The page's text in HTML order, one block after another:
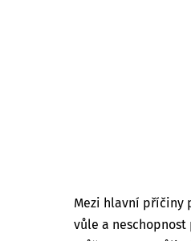
Mezi hlavní příčiny
vůle a neschopnost